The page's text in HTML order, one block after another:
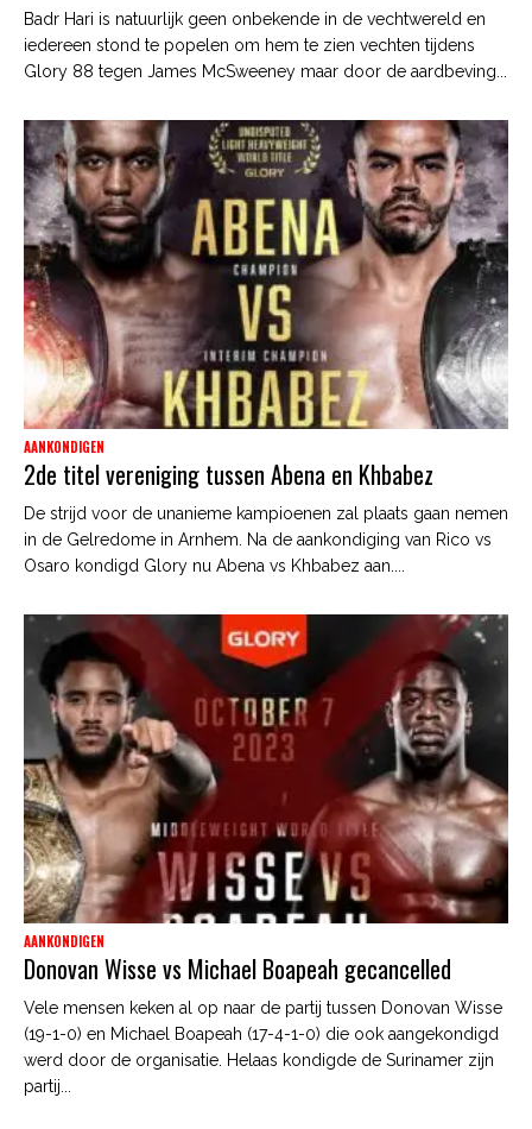
Badr Hari is natuurlijk geen onbekende in de vechtwereld en
iedereen stond te popelen om hem te zien vechten tijdens
Glory 88 tegen James McSweeney maar door de aardbeving...
AANKONDIGEN
2de titel vereniging tussen Abena en Khbabez
De strijd voor de unanieme kampioenen zal plaats gaan nemen
in de Gelredome in Arnhem. Na de aankondiging van Rico vs
Osaro kondigd Glory nu Abena vs Khbabez aan....
AANKONDIGEN
Donovan Wisse vs Michael Boapeah gecancelled
Vele mensen keken al op naar de partij tussen Donovan Wisse
(19-1-0) en Michael Boapeah (17-4-1-0) die ook aangekondigd
werd door de organisatie. Helaas kondigde de Surinamer zijn
partij...